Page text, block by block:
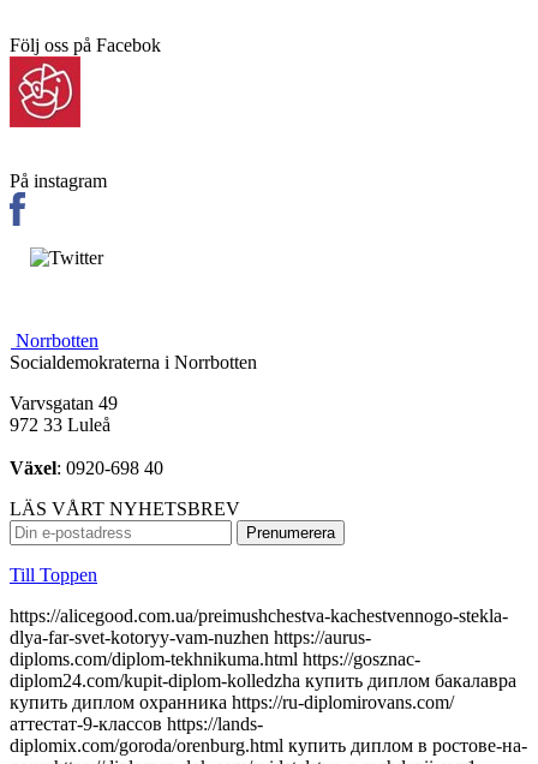
Följ oss på Facebok
På instagram
Norrbotten
Socialdemokraterna i Norrbotten
Varvsgatan 49
972 33 Luleå
Växel: 0920-698 40
LÄS VÅRT NYHETSBREV
Till Toppen
https://alicegood.com.ua/preimushchestva-kachestvennogo-stekla-dlya-far-svet-kotoryy-vam-nuzhen https://aurus-diploms.com/diplom-tekhnikuma.html https://gosznac-diplom24.com/kupit-diplom-kolledzha купить диплом бакалавра купить диплом охранника https://ru-diplomirovans.com/аттестат-9-классов https://lands-diplomix.com/goroda/orenburg.html купить диплом в ростове-на-дону https://diploman-dok.com/svidetelstvo-o-rozhdenii-sssr1 купить диплом о среднем образовании https://radiplomy.com/kupit-diplom-onlajn https://originality-diplomix.com/маркетолог купить диплом о среднем образовании https://rusd-diploms.com/diplomyi-sssr.html купить диплом в омске https://try-kolduna.com.ua/where-to-buy-bilead-lens.html https://silvestry.com.ua/top-5-powerful-bilead.html http://apartments.dp.ua/optima-bilead-review.html http://companion.com.ua/laser-bilead-future.html http://slovakia.kiev.ua/h7-bilead-lens-guide.html https://join.com.ua/h4-bilead-lens-guide.html https://kfek.org.ua/focus2-bilead-install.html https://lift-load.com.ua/dual-chip-bilead-lens.html http://davinci-design.com.ua/bolt-mount-bilead.html http://funhost.org.ua/bilead-test-drive.html http://comfortdeluxe.com.ua/bilead-selection-criteria.html http://shopsecret.com.ua/bilead-principles.html https://firma.com.ua/bilead-lens-revolution.html http://sun-shop.com.ua/bilead-lens-price-comparison.html https://para-dise.com.ua/bilead-lens-guide.html https://geliosfireworks.com.ua/bilead-installation-guide.html https://tops.net.ua/bilead-buyers-guide.html https://degustator.net.ua/bilead-2024-review.html https://oncology.com.ua/bilead-2022-rating.html https://shop4me.in.ua/bestselling-bilead-2023.html https://crazy-professor.com.ua/aozoom-bilead-review.html http://reklama-sev.com.ua/angel-eyes-bilead.html http://gollos.com.ua/angel-eyes-bilead.html http://jokes.com.ua/ams-bilead-review.html https://greenap.com.ua/adaptive-bilead-future.html http://kvn-tehno.com.ua/3-inch-bilead-market-review.html https://salesup.in.ua/3-inch-bilead-lens-guide.html http://compromat.in.ua/2-5-inch-bilead-lens-guide.html http://vlada.dp.ua/24v-bilead-truck.html https://i-medic.com.ua/steklo-dlya-far-avto-kak-vybrat-kachestvennuyu-zamenu https://renault-club.kiev.ua/zamena-stekla-far-avto-vse-chto-nuzhno-znat https://tehnoprice.in.ua/pochemu-vazhno-kachestvennoe-steklo-dlya-far-avto https://lifeinvest.com.ua/steklo-dlya-far-avto-obzor-populyarnyh-modeley https://warfare.com.ua/zamena-stekla-dlya-far-avto-poshagovaya-instruktsiya https://05161.com.ua/prozrachnost-i-stil-obnovlenie-stekla-far-dlya-avto https://brightwallpapers.com.ua/steklo-dlya-far-avto-kak-vybrat-dolgovechnyj-variant https://3dlevsha.com.ua/top-proizvoditelej-stekla-dlya-far-avto-v-2024-godu https://abank.com.ua/sovety-po-vyboru-stekla-dlya-far-avto-na-chto-obratit-vnimanie https://abshop.com.ua/zamena-stekla-na-farah-avto-kak-uluchshit-vidimost-i-stil https://alicegood.com.ua/preimushchestva-kachestvennogo-stekla-dlya-far-svet-kotoryy-vam-nuzhen https://artflo.com.ua/steklo-dlya-far-avto-obzor-byudzhetnyh-i-premialnyh-variantov https://atlantic-club.com.ua/kak-vybrat-prochnoe-steklo-dlya-far-kotoroe-prosluzhit-dolgo https://atelierdesdelices.com.ua/prozrachnost-i-dolgovechnost-zachem-menyat-steklo-far-avto http://510.com.ua/samostoyatelnaya-zamena-stekla-far-prakticheskie-sovety https://autostill.com.ua/steklo-dlya-far-avto-kak-zamena-uluchshit-osveshchenie-dorogi https://babyphotostar.com.ua/vyibiraem-steklo-dlya-far-rukovodstvo-po-stilyu-i-bezopasnosti https://bagit.com.ua/pochemu-stoit-investirovat-v-kachestvennoe-steklo-dlya https://bagstore.com.ua/problemy-so-steklom-far-kak-ikh-izbezhat-i-kogda-zamenit https://befirst.com.ua/sekrety-ukhoda-za-steklom-far-kak-prodlit-srok-sluzhby https://bike-drive.com.ua/steklo-dlya-far-obzor-novink-i-tendentsiy-2024 https://billiard-classic.com.ua/kakoe-steklo-dlya-far-luchshe-plyusy-i-minusy-razlichnykh-materialov https://ch-z.com.ua/steklo-dlya-far-kak-vybrat-po-tipu-avtomobilya-i-stilyu-vozdizheniya https://bestpeople.com.ua/chem-zamenit-povrezhdennoe-steklo-far-luchshie-alternativy https://daicond.com.ua/steklo-dlya-far-obsuzhdaem-vazhnost-dlya-bezopasnosti-na-doroge https://delavore.com.ua/bi-led-linzy-i-komponenty-provodnik-v-mir-yarkogo-i-chetogo-sveta https://brandwatches.com.ua/kak-bi-led-linzy-uluchshayut-vidimost-i-stil-avtomobilya https://dnmagazine.com.ua/komplekt-bi-led-linz-modernizatsiya-far https://blooms.com.ua/bi-led-linzy-komplektuyushie-vybor https://ameli-studio.com.ua/bi-led-linzy-i-komponenty-maksimum-sveta-pri-minimum-energozatrat https://euro-house.com.ua/kak-bi-led-linzy-vliyayut-na-bezopasnost-i-komfort-vodjeniya https://cpaday.com.ua/innovacii-v-osveshhenii-obzor-luchshih-bi-led-linz-i-komponentov https://cocoshop.com.ua/bi-led-linzy-kak-innovatsionnye-tekhnologii-menyayut-osveshchenie-avto https://cleanshop.com.ua/otkroyte-dlya-sebya-bi-led-linzy-luchshee-osveshchenie-dlya-vashego-avtomobilya https://dragee.com.ua/bi-led-linzy-revolyuciya-v-avtomobilnom-osveshchenii https://eximp.com.ua/komplekt-bi-led-linz-i-komponentov-dlya-idealnyh-far https://e-comex.com.ua/bi-led-linzy-dolgovechnost-i-mosh-sveta-v-komplekte https://elsig-opt.com.ua/budushchee-avtomobilnyh-far-pochemu-bi-led-linzy-novyi-standart https://emaidan.com.ua/bi-led-linzy-luchshiy-svet-dlya-avto https://esco-center.com.ua/stil-i-funkcionalnost-s-bi-led-linzami https://excl.com.ua/bi-led-linzy-svet-i-bezopasnost https://floristua.com.ua/bi-led-linzy-vybor-i-ustanovka https://forthouse.com.ua/umnoye-osveshcheniye-dlya-avto-bi-led-linzy https://footballfans.com.ua/5-prichin-dlya-upgrade-bi-led-linzy https://freeadverts.com.ua/bi-led-linzy-yarkost-i-stil http://istroy.com.ua/nochnye-poezdki-bi-led-linzy-vozmozhnosti https://jesus.com.ua/vsyo-o-bi-led-linzy-dlya-avto https://keslaser.com.ua/bi-led-linzy-dlya-idealnoy-vidimosti https://igrotech.com.ua/instruktsiya-po-vyboru-i-ustanovke-bi-led-linz https://incidents.com.ua/bi-led-linzy-dlya-professionalov-i-novichkov-rekomendatsii-po-ustanovke https://kolesiko.com.ua/linzy-dlya-far-avto-kak-vybrat-idealnye-dlya-vashego-avtomobilya https://infobus.com.ua/kak-linzy-dlya-far-izmenyayut-osveshchennost-i-stil-vashego-avto https://imperialgroup.com.ua/pochemu-stoit-ustanovit-linzy-v-fary-avto-osnovnye-preimushchestva https://leasing.com.ua/linzy-dlya-far-avto-kak-vybrat-luchshie-komponenty-dlya-optimalnogo-sveta https://igruli.com.ua/linzy-dlya-far-avto-chto-vazhno-uchityvat-pri-ustanovke-i-vybore https://mamaorganica.com.ua/linzy-dlya-far-kak-uluchshit-svet-i-stil-avtomobilya https://jiraf.com.ua/moshhnoe-tochnoe-osveshhenie-preimushhestva-linz-dlya-avto-far https://itware.com.ua/chto-dayut-linzy-dlya-far-sekrety-osveshheniya https://jn.com.ua/linzy-dlya-far-sovremennye-resheniya-dlya-vidimosti https://ibnews.com.ua/germetik-dlya-stekla-far-avto https://keepstyle.com.ua/kak-pravilno-ispolzovat-germetik-dlya-far-avto https://menfashion.com.ua/germetik-dlya-stekla-far https://kominmet.com.ua/germetik-dlya-far-avto-vodonepronitsaemost https://mir-akb.com.ua/kak-germetik-dlya-far-vliyaet-na-zashitu-i-vneshniy-vid https://mitsubishi-nikol-motors.com.ua/germetik-dlya-stekla-far-uluchshenie-germetichnosti-i-osveshcheniya https://massovka.com.ua/germetik-dlya-far-zashchita-ot-vlagi-pyli-kondensata https://newstoday.com.ua/kak-vybrat-germetik-dlya-stekla-far https://maximumvisa.com.ua/germetik-dlya-stekla-far-idealnaya-germetizatsiya https://ostercenter.com.ua/luchshie-germetiki-dlya-far-avto https://pnevmo-strelok.com.ua/germetik-dlya-far-zachem-i-kak-ispolzovat https://myelectro.com.ua/kak-germetik-zashchishchaet-fary https://logotypes.com.ua/germetizaciya-stekla-far https://naduvnie-lodki.com.ua/sekret-idealnyh-far-germetik https://nagrevayka.com.ua/top-5-germetikov-dlya-far http://repetitory.com.ua/germetik-dlya-stekla-far-poshagovyj-gid https://optimapharm.com.ua/germetik-dlya-stekla-far https://s-boutique.com.ua/zashchita-far-ot-vlagi-rol-germetika https://rockradio.com.ua/kak-germetik-pomogaet-sokhranit-fary-kak-novye https://pravoslavnews.com.ua/germetik-dlya-far-nadezhnoe-reshenie-dlya-predotvrashcheniya-kondensata https://salonsharm.com.ua/idealnyj-germetik-dlya-stekla-far-kak-vybrat-i-pravilno-nanesti http://salle.com.ua/pochemu-germetik-dlya-far-avto-vazhnee-chem-kazhetsya http://reklamist.com.ua/germetik-dlya-stekla-far-obazatelnyj-element-dlya-remonta http://runflor.com.ua/kak-vosstanovit-germetichnost-far-sovety-po-vyboru-germetika https://side-by-side.com.ua/remont-stekla-far-kak-germetik-pomogaet-sokhranit-svetopropuskaniye https://smartbuildforum.com.ua/germetik-dlya-avtofar-resheniye-dlya-osveshcheniya-i-zashchity https://tastaliski.com.ua/germetik-dlya-stekla-far-zashchita-ot-pogodnyh-usloviy https://sevinfo.com.ua/kak-germetik-prodlevaet-srok-sluzhby-far https://summer-kino.com.ua/germetik-dlya-avtofar-problemy-s-germetizaciej https://startupline.com.ua/vybor-germetika-dlya-far https://unasoft.com.ua/germetik-dlya-stekla-far-vlaga-i-korrozia https://svitozar.com.ua/germetik-dlya-stekla-far-vlaga-i-korrozia https://talktome.com.ua/zhidkost-dlya-polirovki-far-avto https://smotri.com.ua/kak-vybrat-luchshuyu-zhidkost-dlya-polirovki-far https://tyres.com.ua/zhidkost-dlya-polirovki-far-ustranenie-carapin https://tayger.com.ua/nabor-dlya-polirovki-far-vse-chto-nuzhno https://tm-marmelad.com.ua/nabor-dlya-polirovki-far-luchshie-komplekty https://synergize.com.ua/polirovka-far-svoimi-rukami-nabory https://trademart.com.ua/nabor-dlya-polirovki-far-kak-obnovit-fary-avto http://vabank.com.ua/steklo-dlya-far-ka